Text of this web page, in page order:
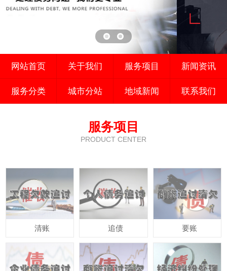
网站首页 关于我们 服务项目 新闻资讯
服务分类 城市分站 地域新闻 联系我们
服务项目
PRODUCT CENTER
清账 追债 要账